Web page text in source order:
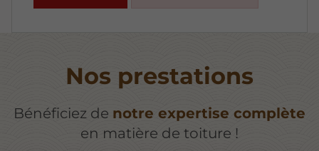
Nos prestations
Bénéficiez de notre expertise complète
en matière de toiture !